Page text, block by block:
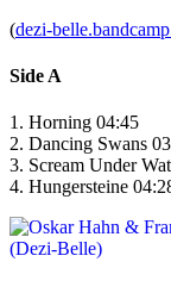
(dezi-
Side A
1. Horning 04:45
2. Dancing Swans
3. Scream Under
4. Hungersteine